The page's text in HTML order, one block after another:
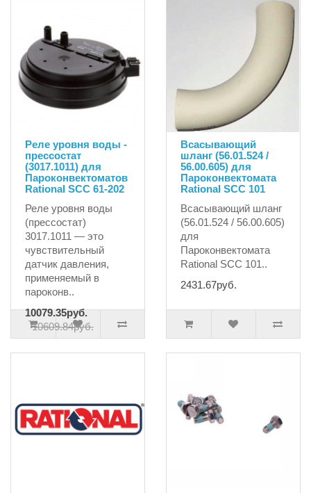
Реле уровня воды -
прессостат
(3017.1011) для
Пароконвектоматов
Rational SCC 61-202
Реле уровня воды
(прессостат)
3017.1011 — это
чувствительный
датчик давления,
применяемый в
пароконв..
10079.35руб.
10609.84руб.
Всасывающий
шланг (56.01.524 /
56.00.605) для
Пароконвектомата
Rational SCC 101
Всасывающий шланг
(56.01.524 / 56.00.605)
для
Пароконвектомата
Rational SCC 101..
2431.67руб.